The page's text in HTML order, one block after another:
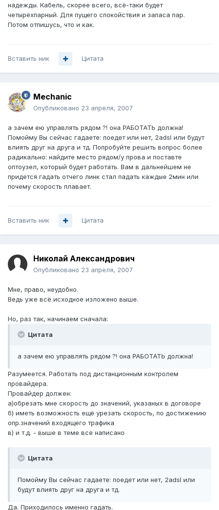
надежды. Кабель, скорее всего, всё-таки будет
четырёхпарный. Для пущего спокойствия и запаса пар.
Потом отпишусь, что и как.
Вставить ник Цитата
Mechanic
Опубликовано 23 апреля, 2007
а зачем ею управлять рядом ?! она РАБОТАТЬ должна!
Помойму Вы сейчас гадаете: поедет или нет, 2adsl или будут
влиять друг на друга и тд. Попробуйте решить вопрос более
радикально: найдите место рядом/у прова и поставте
оптоузел, который будет работать. Вам в дальнейшем не
придется гадать отчего линк стал падать каждые 2мин или
почему скорость плавает.
Вставить ник Цитата
Николай Александрович
Опубликовано 23 апреля, 2007
Мне, право, неудобно.
Ведь уже всё исходное изложено выше.
Но, раз так, начинаем сначала:
Цитата
а зачем ею управлять рядом ?! она РАБОТАТЬ должна!
Разумеется. Работать под дистанционным контролем
провайдера.
Провайдер должен:
а)обрезать мне скорость до значений, указаных в договоре
б) иметь возможность ещё урезать скорость, по достижению
опр.значений входящего трафика
в) и т.д. - выше в теме всё написано
Цитата
Помойму Вы сейчас гадаете: поедет или нет, 2adsl или
будут влиять друг на друга и тд.
Да. Приходилось именно гадать.